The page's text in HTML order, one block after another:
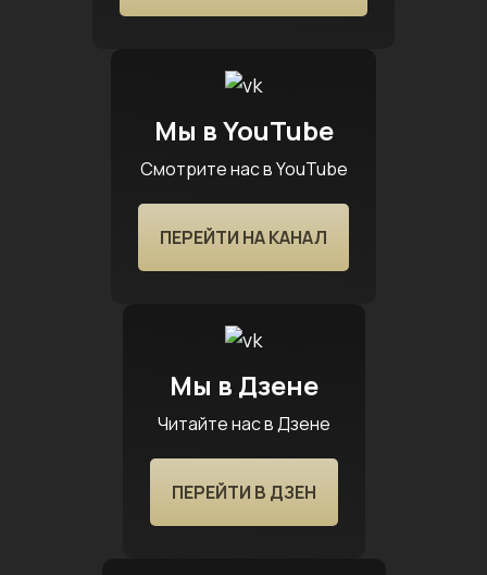
Мы в YouTube
Смотрите нас в YouTube
ПЕРЕЙТИ НА КАНАЛ
Мы в Дзене
Читайте нас в Дзене
ПЕРЕЙТИ В ДЗЕН